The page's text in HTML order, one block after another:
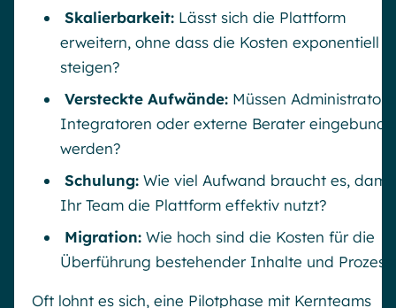
Skalierbarkeit: Lässt sich die Plattform
erweitern, ohne dass die Kosten exponentiell
steigen?
Versteckte Aufwände: Müssen
Integratoren oder externe Berater
werden?
Schulung: Wie viel Aufwand braucht es, damit
Ihr Team die Plattform effektiv nutzt?
Migration: Wie hoch sind die Kosten für die
Überführung bestehender Inhalte und
Oft lohnt es sich, eine Pilotphase mit Kernteams